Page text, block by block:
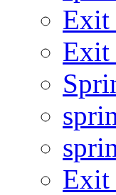
Exit
Exit
Exit